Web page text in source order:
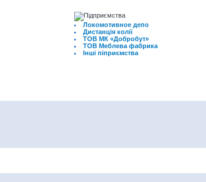
Локомотивное депо
Дистанція колії
ТОВ МК «Добробут»
ТОВ Меблева фабрика
Інші піприємства